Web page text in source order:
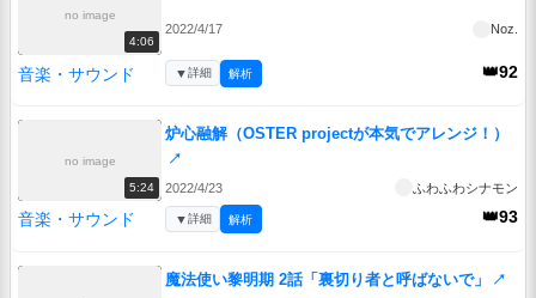
no image
4:06
2022/4/17 Noz.
音楽・サウンド 👑92
▼詳細 解析
no image
5:24
炉心融解（OSTER projectが本気でアレンジ！）
↗
2022/4/23 ふわふわシナモン
音楽・サウンド 👑93
▼詳細 解析
魔法使い黎明期 2話「裏切り者と呼ばないで」 ↗